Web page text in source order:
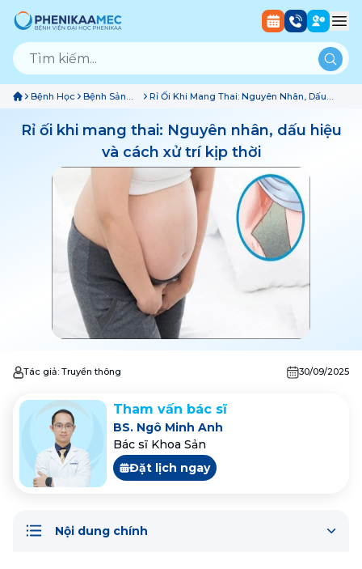
Bệnh Học
Bệnh Sản
Phụ Khoa
Rỉ Ối Khi Mang Thai: Nguyên Nhân, Dấu
Rỉ ối khi mang thai: Nguyên nhân, dấu hiệu
và cách xử trí kịp thời
Tác giả: Truyền thông 30/09/2025
Tham vấn bác sĩ
BS. Ngô Minh Anh
Bác sĩ Khoa Sản
Đặt lịch ngay
Nội dung chính